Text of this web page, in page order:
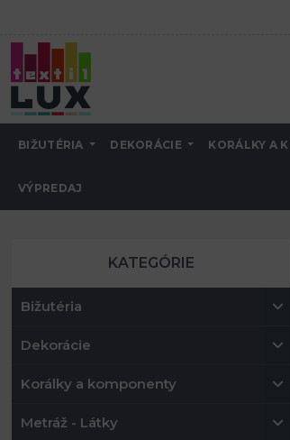
BIŽUTÉRIA DEKORÁCIE KORÁLKY A
VÝPREDAJ
Úvod Semiš, koženka, poťahové látky
KATEGÓRIE
Bižutéria
Dekorácie
Korálky a komponenty
Metráž - Látky